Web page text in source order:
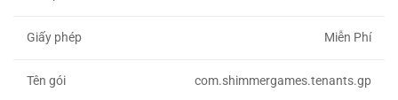
Giấy phép Miễn Phí
Tên gói com.shimmergames.tenants.gp